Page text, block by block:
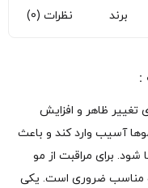
برند نظرات (0)
:
ظاهر و افزایش
آسیب وارد کند و باعث
برای مراقبت از مو
و مناسب ضروری است. یکی